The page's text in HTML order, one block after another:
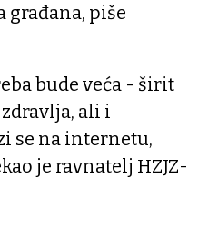
građana, piše
bude veća - širit
ali i
se na internetu,
je ravnatelj HZJZ-